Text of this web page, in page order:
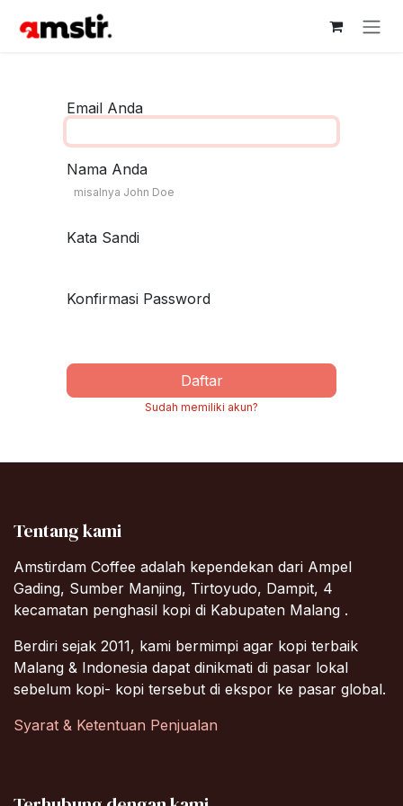
Skip ke Konten
Email Anda
Nama Anda
Kata Sandi
Konfirmasi Password
Daftar
Sudah memiliki akun?
Tentang kami
Amstirdam Coffee adalah kependekan dari Ampel
Gading, Sumber Manjing, Tirtoyudo, Dampit, 4
kecamatan penghasil kopi di Kabupaten Malang .
Berdiri sejak 2011, kami bermimpi agar kopi terbaik
Malang & Indonesia dapat dinikmati di pasar lokal
sebelum kopi- kopi tersebut di ekspor ke pasar global.
Syarat & Ketentuan Penjualan